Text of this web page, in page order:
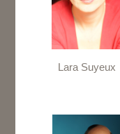
Lara Suyeux